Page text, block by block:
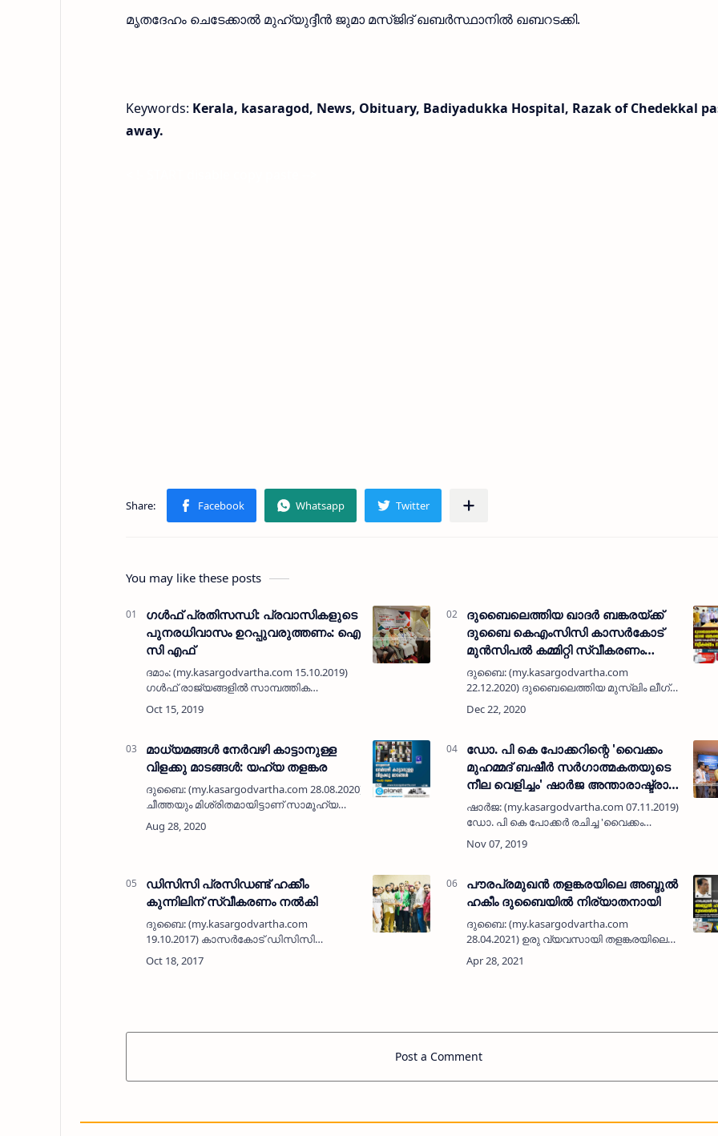
മൃതദേഹം ചെടേക്കാൽ മുഹ്‌യുദ്ദീൻ ജുമാ മസ്‌ജിദ്‌ ഖബർസ്ഥാനിൽ ഖബറടക്കി.
Keywords: Kerala, kasaragod, News, Obituary, Badiyadukka Hospital, Razak of Chedekkal
away.
You may like these posts
ഗള്‍ഫ് പ്രതിസന്ധി: പ്രവാസികളുടെ
പുനരധിവാസം ഉറപ്പുവരുത്തണം: ഐ
സി എഫ്
ദമാം: (my.kasargodvartha.com 15.10.2019)
ഗള്‍ഫ് രാജ്യങ്ങളില്‍ സാമ്പത്തിക
പ്രതിസന്ധിയും സ്വദേശിവത്കരണവും
കാരണം തൊഴില്‍ നഷ്ടപ്പെട്ട് നാട്ടിലേക്ക്
ഉ…
ദുബൈലെത്തിയ ഖാദർ ബങ്കരയ്ക്ക്
ദുബൈ കെഎംസിസി കാസർകോട്
മുൻസിപൽ കമ്മിറ്റി സ്വീകരണം
നൽകി
ദുബൈ: (my.kasargodvartha.com
22.12.2020) ദുബൈലെത്തിയ മുസ്ലിം ലീഗ്
നേതാവും കാസർകോട് നഗരസഭാ
ആരോഗ്യ വിദ്യാഭ്യാസ സ്റ്റാൻഡിങ്
ബങ്കരയ്ക്ക് ദ…
മാധ്യമങ്ങൾ നേർവഴി കാട്ടാനുള്ള
വിളക്കു മാടങ്ങൾ: യഹ്‌യ തളങ്കര
ദുബൈ: (my.kasargodvartha.com 28.08.2020) നല്ലതും
ചീത്തയും മിശ്രിതമായിട്ടാണ് സാമൂഹ്യ
മാധ്യമങ്ങളിൽ വരാറുള്ളതെന്നും അത്
തിരിച്ചറിയാൻ കഴിയാതെ യുവാക്കൾ വഴ…
ഡോ. പി കെ പോക്കറിന്റെ 'വൈക്കം
മുഹമ്മദ് ബഷീര്‍ സര്‍ഗാത്മകതയുടെ
നീല വെളിച്ചം' ഷാര്‍ജ അന്താരാഷ്ട്രാ
പുസ്തകമേളയില്‍ പ്രകാശനം ചെയ്തു
ഷാര്‍ജ: (my.kasargodvartha.com 07.11.2019)
ഡോ. പി കെ പോക്കര്‍ രചിച്ച 'വൈക്കം
മുഹമ്മദ് ബഷീര്‍ സര്‍ഗാത്മകതയുടെ നീല
വെളിച്ചം' ഷാര്‍ജ അന്താരാഷ്ട്രാ
കാല…
ഡിസിസി പ്രസിഡണ്ട് ഹക്കീം
കുന്നിലിന് സ്വീകരണം നല്‍കി
ദുബൈ: (my.kasargodvartha.com
19.10.2017) കാസര്‍കോട് ഡിസിസി
പ്രസിഡണ്ട് ഹക്കീം കുന്നിലിന് ദുബൈ കെ
എം സി സി പള്ളിക്കര പഞ്ചായത്ത് കമ്മിറ്റി
പൗരപ്രമുഖൻ തളങ്കരയിലെ അബ്ദുൽ
ഹകീം ദുബൈയിൽ നിര്യാതനായി
ദുബൈ: (my.kasargodvartha.com
28.04.2021) ഉരു വ്യവസായി തളങ്കരയിലെ
അബ്ദുൽ ഹകീം ദുബൈയിൽ (65)
നിര്യാതനായി. ഉച്ചയോടെയാണ്
Post a Comment